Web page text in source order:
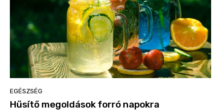
EGÉSZSÉG
Hűsítő megoldások forró napokra